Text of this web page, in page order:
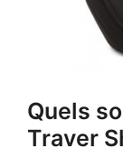
Quels
Traver